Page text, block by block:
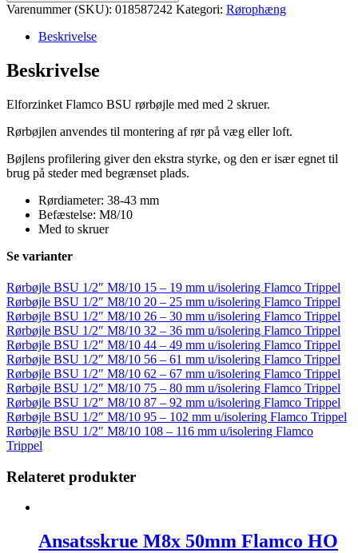
-
mm
Flamco
Trippel
Varenummer (SKU): 018587242 Kategori: Rørophæng
Beskrivelse
Beskrivelse
Elforzinket Flamco BSU rørbøjle med med 2 skruer.
Rørbøjlen anvendes til montering af rør på væg eller loft.
Bøjlens profilering giver den ekstra styrke, og den er især egnet til
brug på steder med begrænset plads.
Rørdiameter: 38-43 mm
Befæstelse: M8/10
Med to skruer
Se varianter
Rørbøjle BSU 1/2″ M8/10 15 – 19 mm u/isolering Flamco Trippel
Rørbøjle BSU 1/2″ M8/10 20 – 25 mm u/isolering Flamco Trippel
Rørbøjle BSU 1/2″ M8/10 26 – 30 mm u/isolering Flamco Trippel
Rørbøjle BSU 1/2″ M8/10 32 – 36 mm u/isolering Flamco Trippel
Rørbøjle BSU 1/2″ M8/10 44 – 49 mm u/isolering Flamco Trippel
Rørbøjle BSU 1/2″ M8/10 56 – 61 mm u/isolering Flamco Trippel
Rørbøjle BSU 1/2″ M8/10 62 – 67 mm u/isolering Flamco Trippel
Rørbøjle BSU 1/2″ M8/10 75 – 80 mm u/isolering Flamco Trippel
Rørbøjle BSU 1/2″ M8/10 87 – 92 mm u/isolering Flamco Trippel
Rørbøjle BSU 1/2″ M8/10 95 – 102 mm u/isolering Flamco Trippel
Rørbøjle BSU 1/2″ M8/10 108 – 116 mm u/isolering Flamco
Trippel
Relateret produkter
Ansatsskrue M8x 50mm Flamco HO